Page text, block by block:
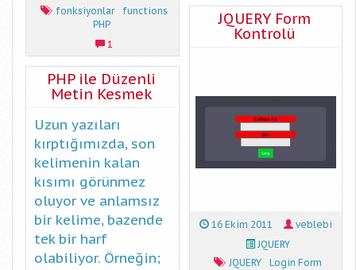
fonksiyonlar
functions
PHP
1
PHP ile Düzenli
Metin Kesmek
Uzun yazıları
kırptığımızda, son
kelimenin kalan
kısımı görünmez
oluyor ve anlamsız
bir kelime, bazende
tek bir harf
olabiliyor. Örneğin;
JQUERY Form
Kontrolü
16 Ekim 2011
veblebi
JQUERY
JQUERY
Login Form